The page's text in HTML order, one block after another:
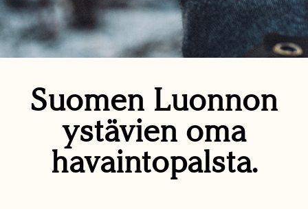
Suomen Luonnon
ystävien oma
havaintopalsta.